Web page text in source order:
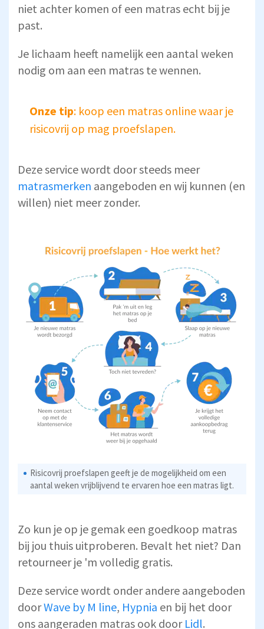
niet achter komen of een matras echt bij je
past.
Je lichaam heeft namelijk een aantal weken
nodig om aan een matras te wennen.
Onze tip: koop een matras online waar je
risicovrij op mag proefslapen.
Deze service wordt door steeds meer
matrasmerken aangeboden en wij kunnen (en
willen) niet meer zonder.
Risicovrij proefslapen geeft je de mogelijkheid om een
aantal weken vrijblijvend te ervaren hoe een matras ligt.
Zo kun je op je gemak een goedkoop matras
bij jou thuis uitproberen. Bevalt het niet? Dan
retourneer je 'm volledig gratis.
Deze service wordt onder andere aangeboden
doorWave by M line, Hypnia en bij het door
ons aangeraden matras ook door Lidl.